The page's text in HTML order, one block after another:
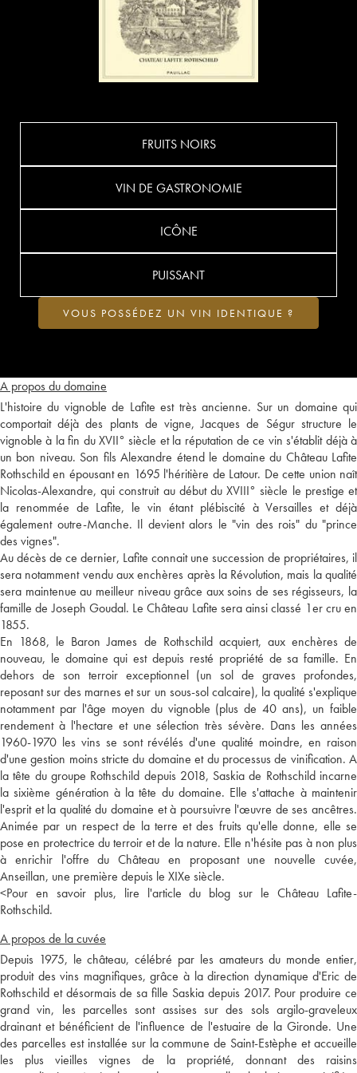
A propos du domaine
L'histoire du vignoble de Lafite est très ancienne. Sur un domaine qui
comportait déjà des plants de vigne, Jacques de Ségur structure le
vignoble à la fin du XVII° siècle et la réputation de ce vin s'établit déjà à
un bon niveau. Son fils Alexandre étend le domaine du Château Lafite
Rothschild en épousant en 1695 l'héritière de Latour. De cette union naît
Nicolas-Alexandre, qui construit au début du XVIII° siècle le prestige et
la renommée de Lafite, le vin étant plébiscité à Versailles et déjà
également outre-Manche. Il devient alors le "vin des rois" du "prince
des vignes".
Au décès de ce dernier, Lafite connait une succession de propriétaires, il
sera notamment vendu aux enchères après la Révolution, mais la qualité
sera maintenue au meilleur niveau grâce aux soins de ses régisseurs, la
famille de Joseph Goudal. Le Château Lafite sera ainsi classé 1er cru en
1855.
En 1868, le Baron James de Rothschild acquiert, aux enchères de
nouveau, le domaine qui est depuis resté propriété de sa famille. En
dehors de son terroir exceptionnel (un sol de graves profondes,
reposant sur des marnes et sur un sous-sol calcaire), la qualité s'explique
notamment par l'âge moyen du vignoble (plus de 40 ans), un faible
rendement à l'hectare et une sélection très sévère. Dans les années
1960-1970 les vins se sont révélés d'une qualité moindre, en raison
d'une gestion moins stricte du domaine et du processus de vinification. A
la tête du groupe Rothschild depuis 2018, Saskia de Rothschild incarne
la sixième génération à la tête du domaine. Elle s'attache à maintenir
l'esprit et la qualité du domaine et à poursuivre l'œuvre de ses ancêtres.
Animée par un respect de la terre et des fruits qu'elle donne, elle se
pose en protectrice du terroir et de la nature. Elle n'hésite pas à non plus
à enrichir l'offre du Château en proposant une nouvelle cuvée,
Anseillan, une première depuis le XIXe siècle.
<Pour en savoir plus, lire l'article du blog sur le Château Lafite-
Rothschild.
A propos de la cuvée
Depuis 1975, le château, célébré par les amateurs du monde entier,
produit des vins magnifiques, grâce à la direction dynamique d'Eric de
Rothschild et désormais de sa fille Saskia depuis 2017. Pour produire ce
grand vin, les parcelles sont assises sur des sols argilo-graveleux
drainant et bénéficient de l'influence de l'estuaire de la Gironde. Une
des parcelles est installée sur la commune de Saint-Estèphe et accueille
les plus vieilles vignes de la propriété, donnant des raisins
FRUITS NOIRS
VIN DE GASTRONOMIE
ICÔNE
PUISSANT
VOUS POSSÉDEZ UN VIN IDENTIQUE ?